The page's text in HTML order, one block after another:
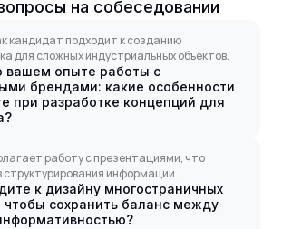
на собеседовании
кандидат подходит к созданию
для сложных индустриальных объектов.
вашем опыте работы с
брендами: какие особенности
при разработке концепций для
работу с презентациями, что
структурирования информации.
к дизайну многостраничных
чтобы сохранить баланс между